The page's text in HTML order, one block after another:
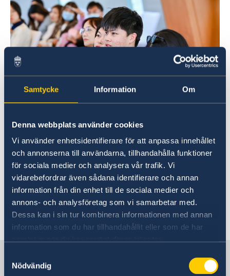
Samtycke Information Om
Denna webbplats använder cookies
Vi använder enhetsidentifierare för att anpassa innehållet
och annonserna till användarna, tillhandahålla funktioner
för sociala medier och analysera vår trafik. Vi
vidarebefordrar även sådana identifierare och annan
information från din enhet till de sociala medier och
annons- och analysföretag som vi samarbetar med.
Dessa kan i sin tur kombinera informationen med annan
information som du har tillhandahållit eller som de har
Nödvändig
瑞典驻上海副总领事何悦先生，签证领事孙玲玲女
士，为参加活动的学生介绍瑞典高等教育情况，及
签证相关信息。此外，活动还邀请了瑞典归国校友
为参会的学生分享留学经历。近30名学生参加了本
次活动。